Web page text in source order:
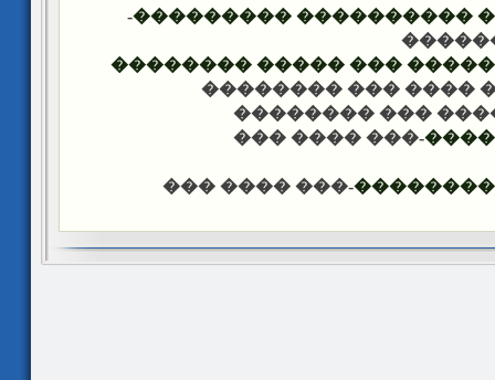
�������� �� ���
-
���
���� ����� �������� ���
-��� ���� ���
-��� ���� ���
-��� ���� ���
������
-��� ���� ���